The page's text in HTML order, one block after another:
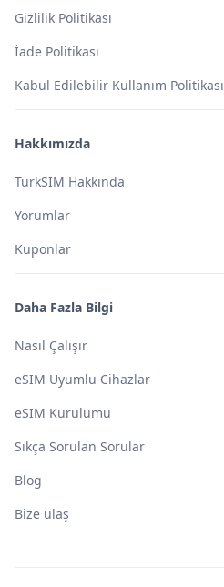
Gizlilik Politikası
İade Politikası
Kabul Edilebilir Kullanım Politikası
Hakkımızda
TurkSIM Hakkında
Yorumlar
Kuponlar
Daha Fazla Bilgi
Nasıl Çalışır
eSIM Uyumlu Cihazlar
eSIM Kurulumu
Sıkça Sorulan Sorular
Blog
Bize ulaş